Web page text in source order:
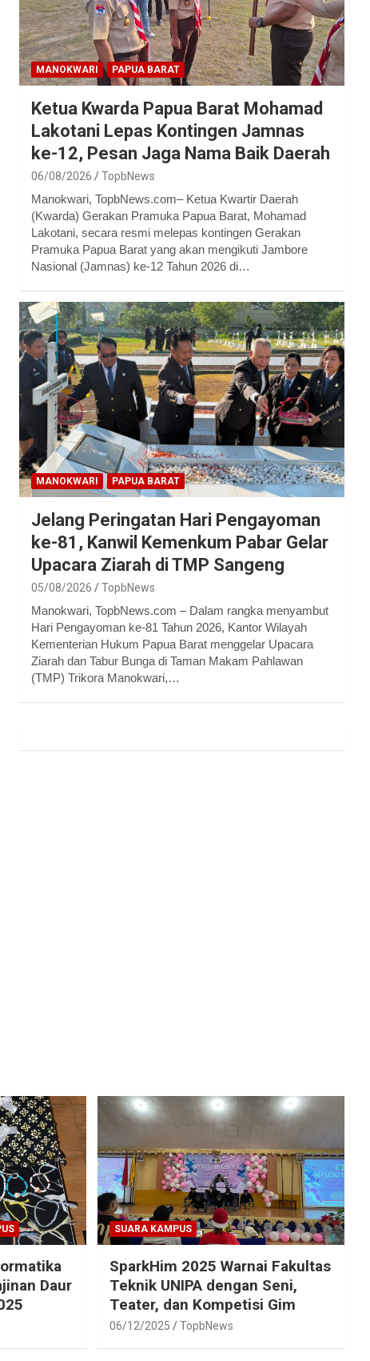
MANOKWARI PAPUA BARAT
Ketua Kwarda Papua Barat Mohamad
Lakotani Lepas Kontingen Jamnas
ke-12, Pesan Jaga Nama Baik Daerah
06/08/2026 TopbNews
Manokwari, TopbNews.com– Ketua Kwartir Daerah
(Kwarda) Gerakan Pramuka Papua Barat, Mohamad
Lakotani, secara resmi melepas kontingen Gerakan
Pramuka Papua Barat yang akan mengikuti Jambore
Nasional (Jamnas) ke-12 Tahun 2026 di…
MANOKWARI PAPUA BARAT
Jelang Peringatan Hari Pengayoman
ke-81, Kanwil Kemenkum Pabar Gelar
Upacara Ziarah di TMP Sangeng
05/08/2026 TopbNews
Manokwari, TopbNews.com – Dalam rangka menyambut
Hari Pengayoman ke-81 Tahun 2026, Kantor Wilayah
Kementerian Hukum Papua Barat menggelar Upacara
Ziarah dan Tabur Bunga di Taman Makam Pahlawan
(TMP) Trikora Manokwari,…
Daur
SUARA KAMPUS
SparkHim 2025 Warnai Fakultas
Teknik UNIPA dengan Seni,
Teater, dan Kompetisi Gim
06/12/2025 TopbNews